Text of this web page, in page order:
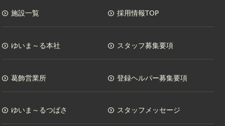
施設一覧
ゆいま～る本社
葛飾営業所
ゆいま～るつばさ
採用情報TOP
スタッフ募集要項
登録ヘルパー募集要項
スタッフメッセージ